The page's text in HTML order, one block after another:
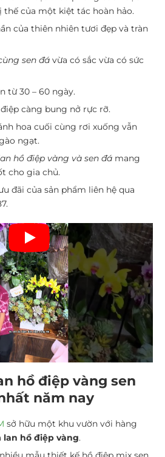
thế của một kiệt tác hoàn hảo.
của thiên nhiên tươi đẹp và tràn
sen đá vừa có sắc vừa có sức
từ 30 – 60 ngày.
càng bung nở rực rỡ.
hoa cuối cùng rơi xuống vẫn
ngạt.
hồ điệp vàng và sen đá mang
cho gia chủ.
đãi của sản phẩm liên hệ qua
.
hồ điệp vàng sen
năm nay
sở hữu một khu vườn với hàng
lan hồ điệp vàng.